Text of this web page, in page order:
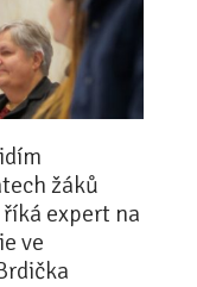
žáků
expert na
ve